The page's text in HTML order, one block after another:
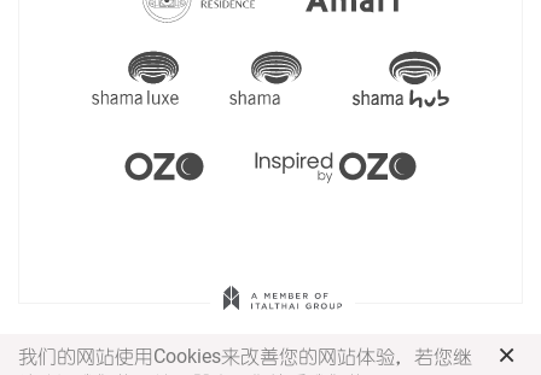
我们的网站使用Cookies来改善您的网站体验，若您继
×